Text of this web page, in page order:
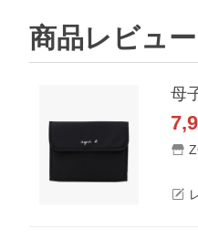
商品レビュー
母